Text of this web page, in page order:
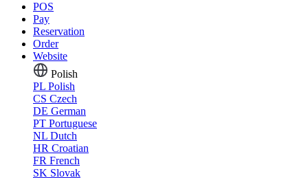
POS
Pay
Reservation
Order
Website
Polish
PL Polish
CS Czech
DE German
PT Portuguese
NL Dutch
HR Croatian
FR French
SK Slovak